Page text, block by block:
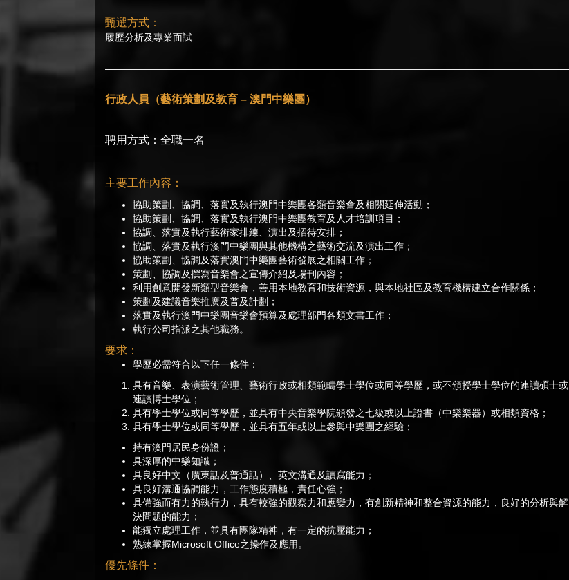
甄選方式：
履歷分析及專業面試
行政人員（藝術策劃及教育 – 澳門中樂團）
聘用方式：全職一名
主要工作內容：
協助策劃、協調、落實及執行澳門中樂團各類音樂會及相關延伸活動；
協助策劃、協調、落實及執行澳門中樂團教育及人才培訓項目；
協調、落實及執行藝術家排練、演出及招待安排；
協調、落實及執行澳門中樂團與其他機構之藝術交流及演出工作；
協助策劃、協調及落實澳門中樂團藝術發展之相關工作；
策劃、協調及撰寫音樂會之宣傳介紹及場刊內容；
利用創意開發新類型音樂會，善用本地教育和技術資源，與本地社區及教育機構建立合作關係；
策劃及建議音樂推廣及普及計劃；
落實及執行澳門中樂團音樂會預算及處理部門各類文書工作；
執行公司指派之其他職務。
要求：
學歷必需符合以下任一條件：
具有音樂、表演藝術管理、藝術行政或相類範疇學士學位或同等學歷，或不頒授學士學位的連讀碩士或
連讀博士學位；
具有學士學位或同等學歷，並具有中央音樂學院頒發之七級或以上證書（中樂樂器）或相類資格；
具有學士學位或同等學歷，並具有五年或以上參與中樂團之經驗；
持有澳門居民身份證；
具深厚的中樂知識；
具良好中文（廣東話及普通話）、英文溝通及讀寫能力；
具良好溝通協調能力，工作態度積極，責任心強；
具備強而有力的執行力，具有較強的觀察力和應變力，有創新精神和整合資源的能力，良好的分析與解
決問題的能力；
能獨立處理工作，並具有團隊精神，有一定的抗壓能力；
熟練掌握Microsoft Office之操作及應用。
優先條件：